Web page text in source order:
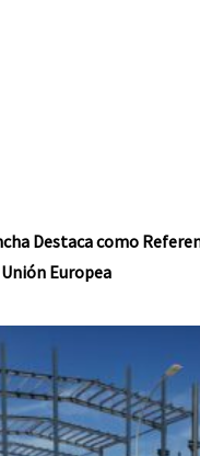
Destaca como
Europea